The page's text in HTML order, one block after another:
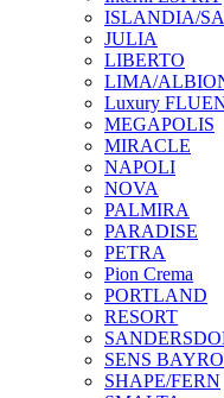
ISLANDIA/
JULIA
LIBERTO
LIMA/
Luxury
MEGAPOLIS
MIRACLE
NAPOLI
NOVA
PALMIRA
PARADISE
PETRA
Pion Crema
PORTLAND
RESORT
SENS
SHAPE/FERN